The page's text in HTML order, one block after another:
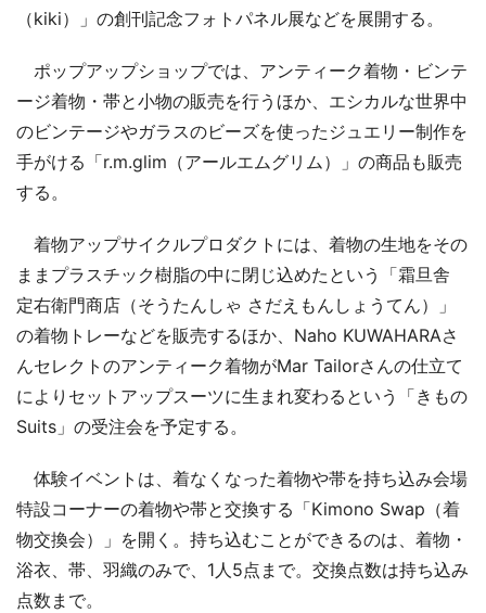
（kiki）」の創刊記念フォトパネル展などを展開する。
ポップアップショップでは、アンティーク着物・ビンテ
ージ着物・帯と小物の販売を行うほか、エシカルな世界中
のビンテージやガラスのビーズを使ったジュエリー制作を
手がける「r.m.glim（アールエムグリム）」の商品も販売
する。
着物アップサイクルプロダクトには、着物の生地をその
ままプラスチック樹脂の中に閉じ込めたという「霜旦舎
定右衛門商店（そうたんしゃ さだえもんしょうてん）」
の着物トレーなどを販売するほか、Naho KUWAHARAさ
んセレクトのアンティーク着物がMar Tailorさんの仕立て
によりセットアップスーツに生まれ変わるという「きもの
Suits」の受注会を予定する。
体験イベントは、着なくなった着物や帯を持ち込み会場
特設コーナーの着物や帯と交換する「Kimono Swap（着
物交換会）」を開く。持ち込むことができるのは、着物・
浴衣、帯、羽織のみで、1人5点まで。交換点数は持ち込み
点数まで。